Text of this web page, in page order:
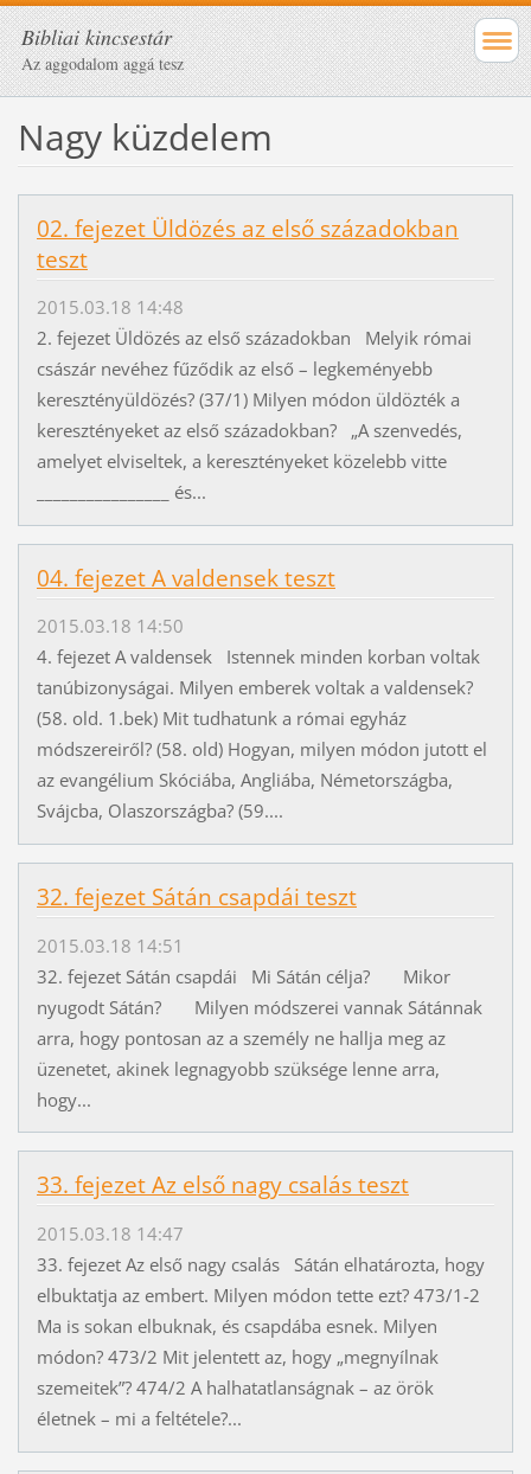
Bibliai kincsestár
Az aggodalom aggá tesz
Nagy küzdelem
02. fejezet Üldözés az első századokban
teszt
2015.03.18 14:48
2. fejezet Üldözés az első századokban Melyik római
császár nevéhez fűződik az első – legkeményebb
keresztényüldözés? (37/1) Milyen módon üldözték a
keresztényeket az első századokban? „A szenvedés,
amelyet elviseltek, a keresztényeket közelebb vitte
________________ és...
04. fejezet A valdensek teszt
2015.03.18 14:50
4. fejezet A valdensek Istennek minden korban voltak
tanúbizonyságai. Milyen emberek voltak a valdensek?
(58. old. 1.bek) Mit tudhatunk a római egyház
módszereiről? (58. old) Hogyan, milyen módon jutott el
az evangélium Skóciába, Angliába, Németországba,
Svájcba, Olaszországba? (59....
32. fejezet Sátán csapdái teszt
2015.03.18 14:51
32. fejezet Sátán csapdái Mi Sátán célja? Mikor
nyugodt Sátán? Milyen módszerei vannak Sátánnak
arra, hogy pontosan az a személy ne hallja meg az
üzenetet, akinek legnagyobb szüksége lenne arra,
hogy...
33. fejezet Az első nagy csalás teszt
2015.03.18 14:47
33. fejezet Az első nagy csalás Sátán elhatározta, hogy
elbuktatja az embert. Milyen módon tette ezt? 473/1-2
Ma is sokan elbuknak, és csapdába esnek. Milyen
módon? 473/2 Mit jelentett az, hogy „megnyílnak
szemeitek”? 474/2 A halhatatlanságnak – az örök
életnek – mi a feltétele?...